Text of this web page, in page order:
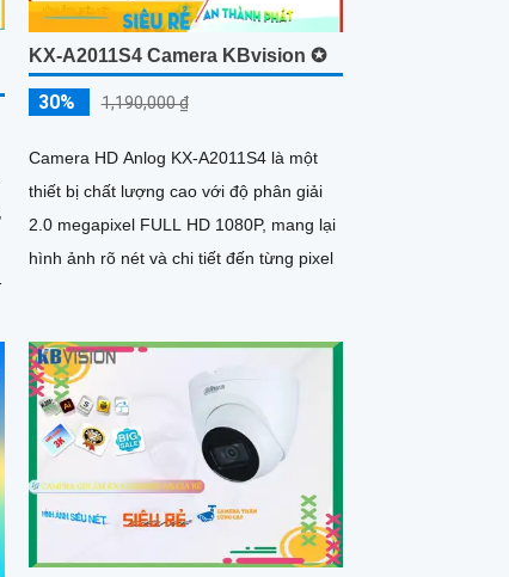
KX-A2011S4 Camera KBvision ✪
30% 1,190,000 ₫
Camera HD Anlog KX-A2011S4 là một
thiết bị chất lượng cao với độ phân giải
2.0 megapixel FULL HD 1080P, mang lại
hình ảnh rõ nét và chi tiết đến từng pixel